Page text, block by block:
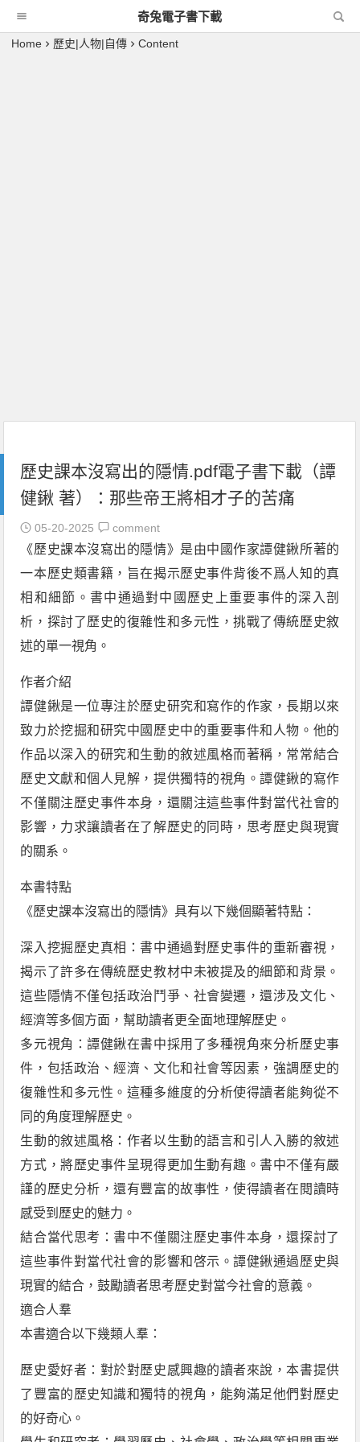
奇兔電子書下載
Home 歷史|人物|自傳 Content
歷史課本沒寫出的隱情.pdf電子書下載（譚
健鍬 著）：那些帝王將相才子的苦痛
05-20-2025 comment
《歷史課本沒寫出的隱情》是由中國作家譚健鍬所著的
一本歷史類書籍，旨在揭示歷史事件背後不爲人知的真
相和細節。書中通過對中國歷史上重要事件的深入剖
析，探討了歷史的復雜性和多元性，挑戰了傳統歷史敘
述的單一視角。
作者介紹
譚健鍬是一位專注於歷史研究和寫作的作家，長期以來
致力於挖掘和研究中國歷史中的重要事件和人物。他的
作品以深入的研究和生動的敘述風格而著稱，常常結合
歷史文獻和個人見解，提供獨特的視角。譚健鍬的寫作
不僅關注歷史事件本身，還關注這些事件對當代社會的
影響，力求讓讀者在了解歷史的同時，思考歷史與現實
的關系。
本書特點
《歷史課本沒寫出的隱情》具有以下幾個顯著特點：
深入挖掘歷史真相：書中通過對歷史事件的重新審視，
揭示了許多在傳統歷史教材中未被提及的細節和背景。
這些隱情不僅包括政治鬥爭、社會變遷，還涉及文化、
經濟等多個方面，幫助讀者更全面地理解歷史。
多元視角：譚健鍬在書中採用了多種視角來分析歷史事
件，包括政治、經濟、文化和社會等因素，強調歷史的
復雜性和多元性。這種多維度的分析使得讀者能夠從不
同的角度理解歷史。
生動的敘述風格：作者以生動的語言和引人入勝的敘述
方式，將歷史事件呈現得更加生動有趣。書中不僅有嚴
謹的歷史分析，還有豐富的故事性，使得讀者在閱讀時
感受到歷史的魅力。
結合當代思考：書中不僅關注歷史事件本身，還探討了
這些事件對當代社會的影響和啓示。譚健鍬通過歷史與
現實的結合，鼓勵讀者思考歷史對當今社會的意義。
適合人羣
本書適合以下幾類人羣：
歷史愛好者：對於對歷史感興趣的讀者來說，本書提供
了豐富的歷史知識和獨特的視角，能夠滿足他們對歷史
的好奇心。